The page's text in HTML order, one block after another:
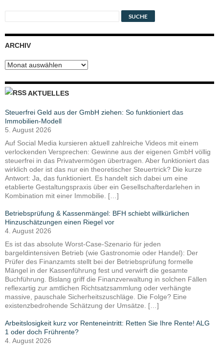
ARCHIV
Archiv
AKTUELLES
Steuerfrei Geld aus der GmbH ziehen: So funktioniert das
Immobilien-Modell
5. August 2026
Auf Social Media kursieren aktuell zahlreiche Videos mit einem
verlockenden Versprechen: Gewinne aus der eigenen GmbH völlig
steuerfrei in das Privatvermögen übertragen. Aber funktioniert das
wirklich oder ist das nur ein theoretischer Steuertrick? Die kurze
Antwort: Ja, das funktioniert. Es handelt sich dabei um eine
etablierte Gestaltungspraxis über ein Gesellschafterdarlehen in
Kombination mit einer Immobilie. […]
Betriebsprüfung & Kassenmängel: BFH schiebt willkürlichen
Hinzuschätzungen einen Riegel vor
4. August 2026
Es ist das absolute Worst-Case-Szenario für jeden
bargeldintensiven Betrieb (wie Gastronomie oder Handel): Der
Prüfer des Finanzamts stellt bei der Betriebsprüfung formelle
Mängel in der Kassenführung fest und verwirft die gesamte
Buchführung. Bislang griff die Finanzverwaltung in solchen Fällen
reflexartig zur amtlichen Richtsatzsammlung oder verhängte
massive, pauschale Sicherheitszuschläge. Die Folge? Eine
existenzbedrohende Schätzung der Umsätze. […]
Arbeitslosigkeit kurz vor Renteneintritt: Retten Sie Ihre Rente! ALG
1 oder doch Frührente?
4. August 2026